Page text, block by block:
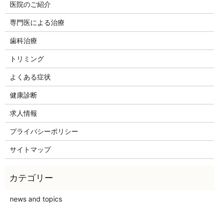
医院のご紹介
専門医による治療
歯科治療
トリミング
よくある症状
健康診断
求人情報
プライバシーポリシー
サイトマップ
news and topics